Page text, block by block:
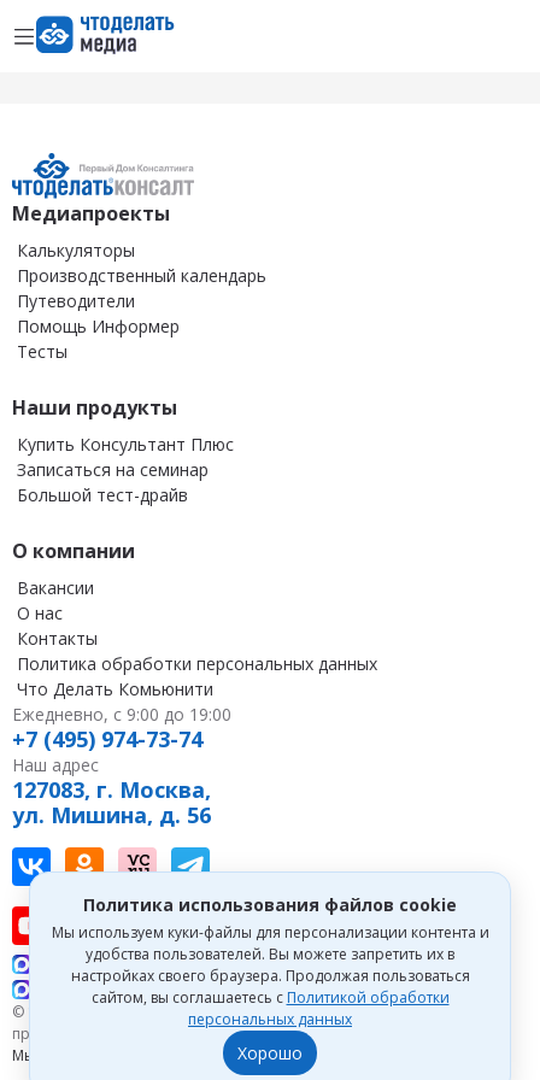
Открыть менюПерейти на главную страницу
Политика использования файлов cookie
Мы используем куки-файлы для персонализации контента и
удобства пользователей. Вы можете запретить их в
настройках своего браузера. Продолжая пользоваться
сайтом, вы соглашаетесь с Политикой обработки
персональных данных
Хорошо
Медиапроекты
Калькуляторы
Производственный календарь
Путеводители
Помощь Информер
Тесты
Наши продукты
Купить Консультант Плюс
Записаться на семинар
Большой тест-драйв
О компании
Вакансии
О нас
Контакты
Политика обработки персональных данных
Что Делать Комьюнити
Ежедневно, с 9:00 до 19:00
+7 (495) 974-73-74
Наш адрес
127083, г. Москва,
ул. Мишина, д. 56
Наш канал в Вконтакте
Наш канал на youtube
Наша группа в однокласниках
Наш канал в tenchat
Наш канал на vc
Наш профиль на дзен
Наш канал в Telegram
Что делать Консалт
Что делать Экспертум
© 1993—2026 Первый Дом Консалтинга «Что делать Консалт». Все
права защищены.
Мы зарегистрированы на
Портале поставщиков